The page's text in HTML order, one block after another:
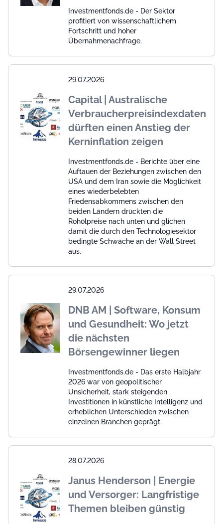
Investmentfonds.de - Der Sektor
profitiert von wissenschaftlichem
Fortschritt und hoher
Übernahmenachfrage.
29.07.2026
Capital | Australische
Verbraucherpreisindexdaten
dürften einen Anstieg der
Kerninflation zeigen
Investmentfonds.de - Berichte über eine
Auftauen der Beziehungen zwischen den
USA und dem Iran sowie die Möglichkeit
eines wiederbelebten
Friedensabkommens zwischen den
beiden Ländern drückten die
Rohölpreise nach unten und glichen
damit die durch den Technologiesektor
bedingte Schwäche an der Wall Street
aus.
29.07.2026
DNB AM | Software, Konsum
und Gesundheit: Wo jetzt
die nächsten
Börsengewinner liegen
Investmentfonds.de - Das erste Halbjahr
2026 war von geopolitischer
Unsicherheit, stark steigenden
Investitionen in künstliche Intelligenz und
erheblichen Unterschieden zwischen
einzelnen Branchen geprägt.
28.07.2026
Janus Henderson | Energie
und Versorger: Langfristige
Themen bleiben günstig